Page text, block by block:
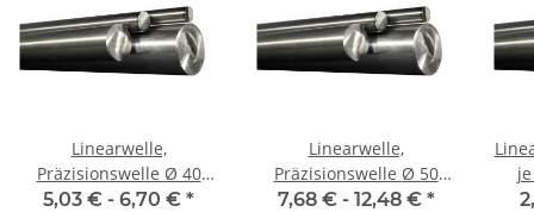
Linearwelle,
Präzisionswelle Ø 40
mm, je 100 mm, gehärtet
5,03 € - 6,70 € *
Linearwelle,
Präzisionswelle Ø 50
mm, je 100 mm, gehärtet
7,68 € - 12,48 € *